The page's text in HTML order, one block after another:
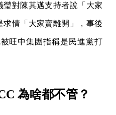
瑩對陳其邁支持者說「大家
情「大家賣離開」，事後
旺中集團指稱是民進黨打
為啥都不管？